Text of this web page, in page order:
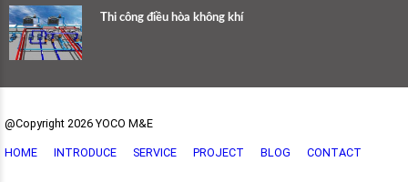
Thi công điều hòa không khí
@Copyright 2026 YOCO M&E
HOME INTRODUCE SERVICE PROJECT BLOG CONTACT